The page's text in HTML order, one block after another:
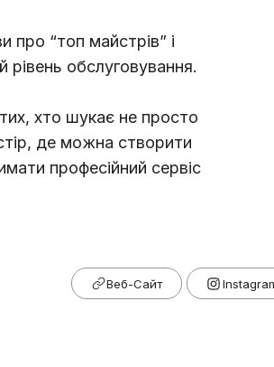
про “топ майстрів” і
рівень обслуговування.
хто шукає не просто
де можна створити
професійний сервіс
Веб-Сайт